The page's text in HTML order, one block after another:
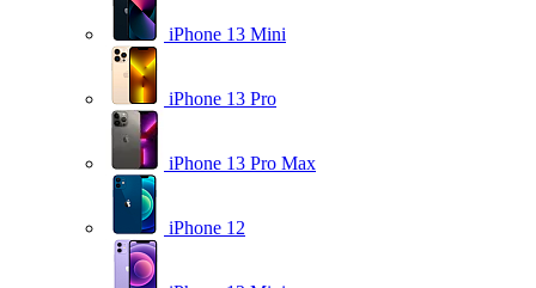
iPhone 13 Mini
iPhone 13 Pro
iPhone 13 Pro Max
iPhone 12